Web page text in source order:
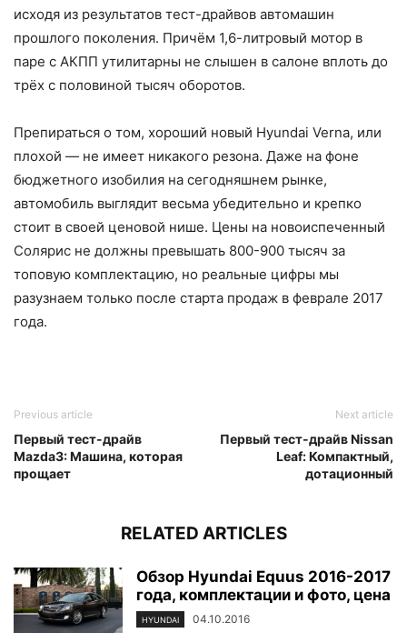
исходя из результатов тест-драйвов автомашин
прошлого поколения. Причём 1,6-литровый мотор в
паре с АКПП утилитарны не слышен в салоне вплоть до
трёх с половиной тысяч оборотов.
Препираться о том, хороший новый Hyundai Verna, или
плохой — не имеет никакого резона. Даже на фоне
бюджетного изобилия на сегодняшнем рынке,
автомобиль выглядит весьма убедительно и крепко
стоит в своей ценовой нише. Цены на новоиспеченный
Солярис не должны превышать 800-900 тысяч за
топовую комплектацию, но реальные цифры мы
разузнаем только после старта продаж в феврале 2017
года.
Previous article
Первый тест-драйв
Mazda3: Машина, которая
прощает
Next article
Первый тест-драйв Nissan
Leaf: Компактный,
дотационный
RELATED ARTICLES
Обзор Hyundai Equus 2016-2017
года, комплектации и фото, цена
HYUNDAI 04.10.2016